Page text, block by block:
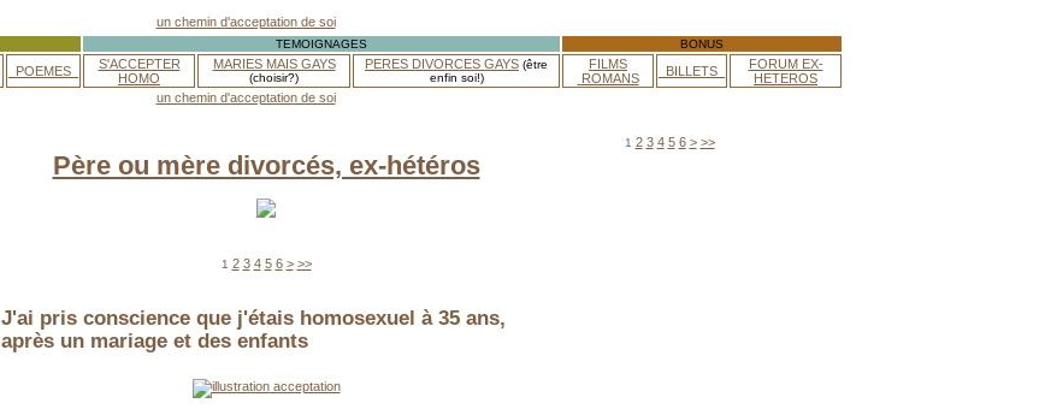
TEMOIGNAGES BONUS
_POEMES_
S'ACCEPTER
HOMO
MARIES MAIS GAYS
(choisir?)
PERES DIVORCES GAYS (être
enfin soi!)
FILMS
ROMANS
_BILLETS_
FORUM EX-
HETEROS
Père ou mère divorcés, ex-hétéros
1 2 3 4 5 6 > >>
J'ai pris conscience que j'étais homosexuel à 35 ans,
après un mariage et des enfants
1 2 3 4 5 6 > >>